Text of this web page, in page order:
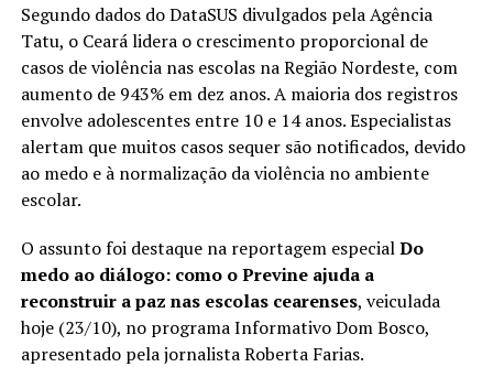
Segundo dados do DataSUS divulgados pela Agência
Tatu, o Ceará lidera o crescimento proporcional de
casos de violência nas escolas na Região Nordeste, com
aumento de 943% em dez anos. A maioria dos registros
envolve adolescentes entre 10 e 14 anos. Especialistas
alertam que muitos casos sequer são notificados, devido
ao medo e à normalização da violência no ambiente
escolar.
O assunto foi destaque na reportagem especialDo
medo ao diálogo: como o Previne ajuda a
reconstruir a paz nas escolas cearenses, veiculada
hoje (23/10), no programa Informativo Dom Bosco,
apresentado pela jornalista Roberta Farias.